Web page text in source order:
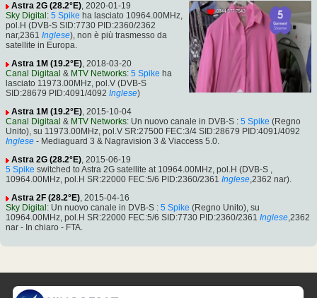
Astra 2G (28.2°E), 2020-01-19
Sky Digital : 5 Spike ha lasciato 10964.00MHz,
pol.H (DVB-S SID:7730 PID:2360/2362
nar,2361 Inglese), non è più trasmesso da
satellite in Europa.
Astra 1M (19.2°E), 2018-03-20
Canal Digitaal & MTV Networks: 5 Spike ha
lasciato 11973.00MHz, pol.V (DVB-S
SID:28679 PID:4091/4092 Inglese)
Astra 1M (19.2°E), 2015-10-04
Canal Digitaal & MTV Networks: Un nuovo canale in DVB-S : 5 Spike (Regno
Unito), su 11973.00MHz, pol.V SR:27500 FEC:3/4 SID:28679 PID:4091/4092
Inglese - Mediaguard 3 & Nagravision 3 & Viaccess 5.0.
Astra 2G (28.2°E), 2015-06-19
5 Spike switched to Astra 2G satellite at 10964.00MHz, pol.H (DVB-S ,
10964.00MHz, pol.H SR:22000 FEC:5/6 PID:2360/2361 Inglese,2362 nar).
Astra 2F (28.2°E), 2015-04-16
Sky Digital : Un nuovo canale in DVB-S : 5 Spike (Regno Unito), su
10964.00MHz, pol.H SR:22000 FEC:5/6 SID:7730 PID:2360/2361 Inglese,2362
nar - In chiaro - FTA.